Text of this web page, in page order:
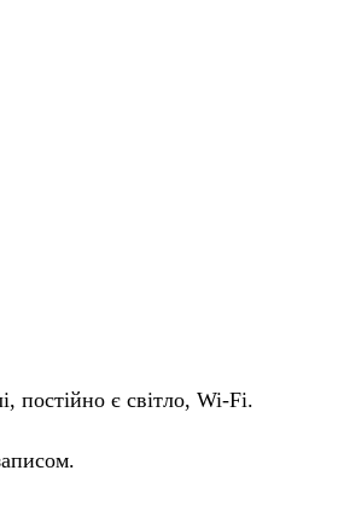
постійно є світло, Wi-Fi.